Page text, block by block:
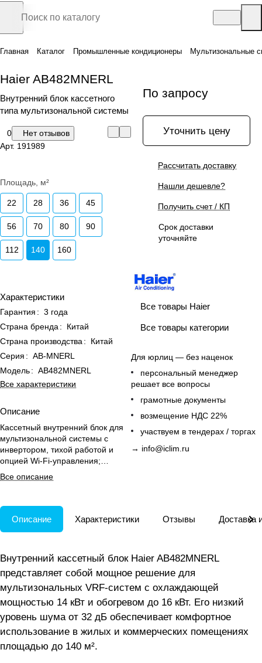
Главная Каталог Промышленные кондиционеры Мультизональные
Haier AB482MNERL
Внутренний блок кассетного
типа мультизональной системы
0
Нет отзывов
Арт. 191989
Площадь, м²
22 28 36 45
56 70 80 90
112 140 160
Характеристики
Гарантия : 3 года
Страна бренда :
Китай
Страна производства :
Китай
Серия : AB-MNERL
Модель: AB482MNERL
Все характеристики
Описание
Кассетный внутренний блок для
мультизональной системы с
инвертором, тихой работой и
опцией Wi-Fi-управления;
декоративная панель PB-950QB -
опция.
Все описание
По запросу
Уточнить цену
Рассчитать доставку
Нашли дешевле?
Получить счет / КП
Срок доставки
уточняйте
Все товары Haier
Все товары категории
Для юрлиц — без наценок
персональный менеджер
решает все вопросы
грамотные документы
возмещение НДС 22%
участвуем в тендерах / торгах
→ info@iclim.ru
Описание Характеристики Отзывы Доставка
Внутренний кассетный блок Haier AB482MNERL
представляет собой мощное решение для
мультизональных VRF-систем с охлаждающей
мощностью 14 кВт и обогревом до 16 кВт. Его низкий
уровень шума от 32 дБ обеспечивает комфортное
использование в жилых и коммерческих помещениях
площадью до 140 м².